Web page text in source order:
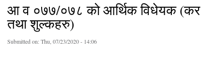
आ व ०७७/०७८ को आर्थिक विधेयक (कर
तथा शुल्कहरु)
Submitted on:Thu, 07/23/2020 - 14:06